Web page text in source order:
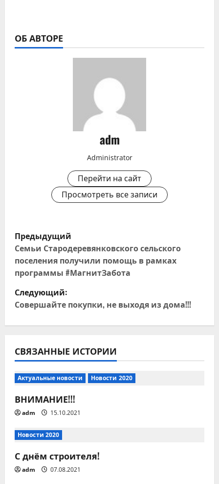
ОБ АВТОРЕ
adm
Administrator
Перейти на сайт
Просмотреть все записи
Н
а
в
и
г
ц
и
я
п
о
з
а
Предыдущий
Семьи Стародеревянковского сельского
поселения получили помощь в рамках
программы #МагнитЗабота
Следующий:
Совершайте покупки, не выходя из дома!!!
СВЯЗАННЫЕ ИСТОРИИ
Актуальные новости Новости 2020
ВНИМАНИЕ!!!
adm 15.10.2021
Новости 2020
С днём строителя!
adm 07.08.2021